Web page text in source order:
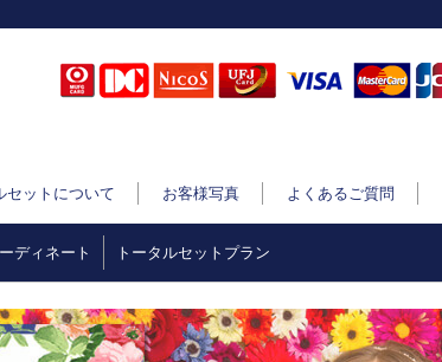
セットについて お客様写真 よくあるご質問
ディネート トータルセットプラン